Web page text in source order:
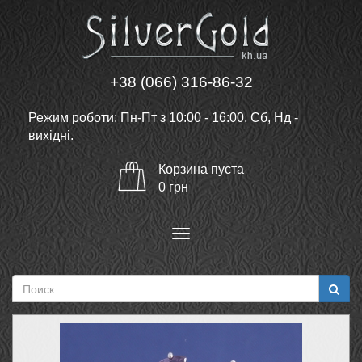
+38 (066) 316-86-32
Режим роботи: Пн-Пт з 10:00 - 16:00. Сб, Нд -
вихідні.
Корзина пуста
0 грн
Меню